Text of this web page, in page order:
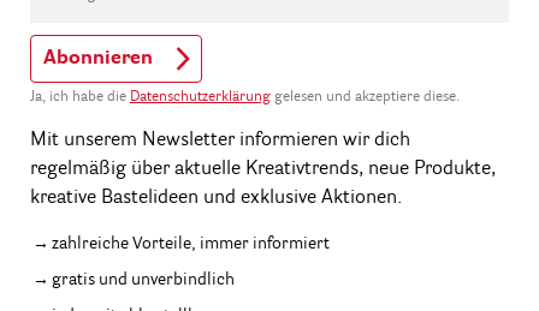
Abonnieren
Ja, ich habe die Datenschutzerklärung gelesen und akzeptiere diese.
Mit unserem Newsletter informieren wir dich
regelmäßig über aktuelle Kreativtrends, neue Produkte,
kreative Bastelideen und exklusive Aktionen.
zahlreiche Vorteile, immer informiert
gratis und unverbindlich